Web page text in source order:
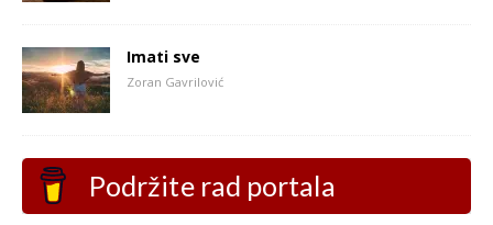
Imati sve
Zoran Gavrilović
Podržite rad portala